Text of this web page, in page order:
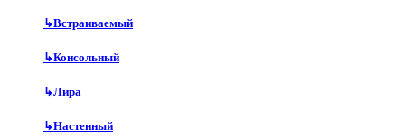
↳Встраиваемый
↳Консольный
↳Лира
↳Настенный